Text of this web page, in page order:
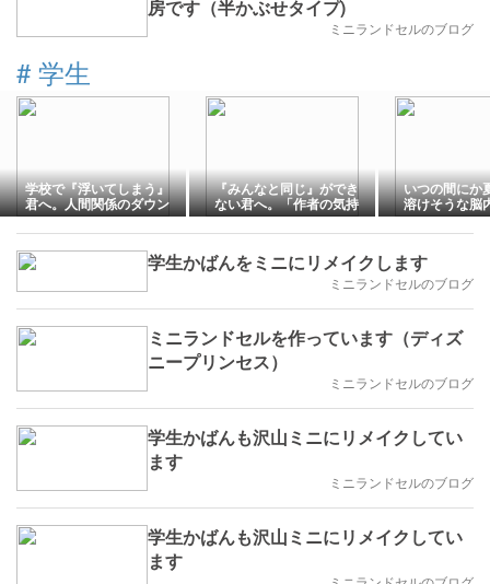
房です（半かぶせタイプ)
ミニランドセルのブログ
# 学生
学校で『浮いてしまう』
君へ。人間関係のダウン
グレード術と、将来無双
できる職業（第2回）
『みんなと同じ』ができ
ない君へ。「作者の気持
ち」を深読みして0点をと
った理由（第1回）
いつの間にか
溶けそうな脳
学生かばんをミニにリメイクします
ミニランドセルのブログ
ミニランドセルを作っています（ディズ
ニープリンセス）
ミニランドセルのブログ
学生かばんも沢山ミニにリメイクしてい
ます
ミニランドセルのブログ
学生かばんも沢山ミニにリメイクしてい
ます